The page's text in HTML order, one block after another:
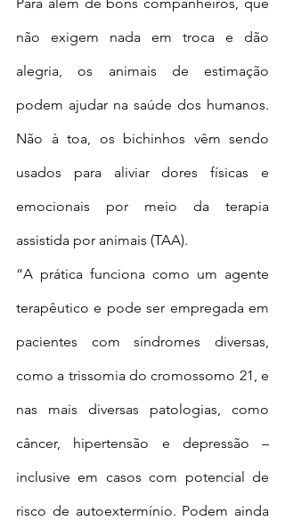
não exigem nada em troca e dão
alegria, os animais de estimação
podem ajudar na saúde dos humanos.
Não à toa, os bichinhos vêm sendo
usados para aliviar dores físicas e
emocionais por meio da terapia
assistida por animais (TAA).
“A prática funciona como um agente
terapêutico e pode ser empregada em
pacientes com síndromes diversas,
como a trissomia do cromossomo 21, e
nas mais diversas patologias, como
câncer, hipertensão e depressão –
inclusive em casos com potencial de
risco de autoextermínio. Podem ainda